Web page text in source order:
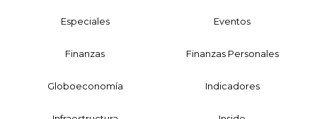
Especiales Eventos
Finanzas Finanzas Personales
Globoeconomía Indicadores